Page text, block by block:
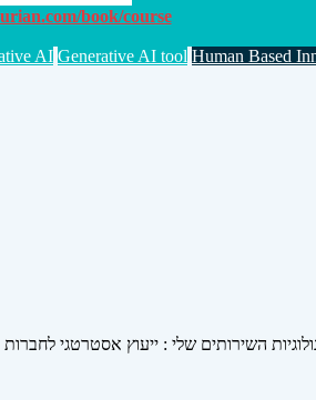
book/course/
AI Generative AI tool Human Based
השירותים שלי : ייעוץ אסטרטגי